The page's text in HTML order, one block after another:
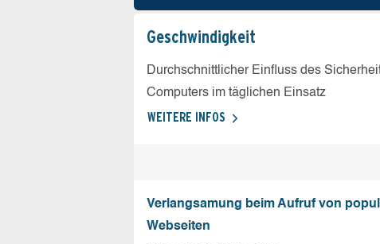
Geschw­indigkeit
Durchschnittlicher Einfluss des
Computers im täglichen Einsatz
WEITERE INFOS
Verlangsamung beim Aufruf von
Webseiten